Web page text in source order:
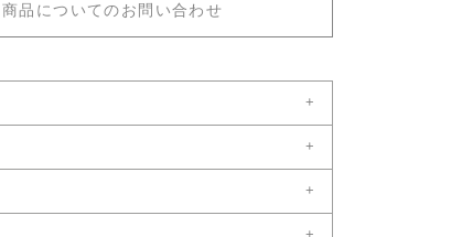
商品についてのお問い合わせ
+
高（cm）：112.5
+
+